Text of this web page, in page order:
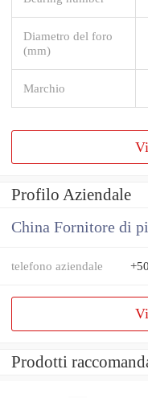
Diametro del foro
(mm)
Marchio
Profilo Aziendale
China Fornitore di
telefono aziendale
Prodotti